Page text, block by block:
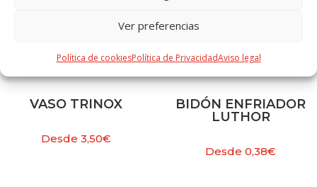
Ver preferencias
Política de cookiesPolítica de PrivacidadAviso legal
VASO TRINOX
Desde3,50€
BIDÓN ENFRIADOR
LUTHOR
Desde0,38€